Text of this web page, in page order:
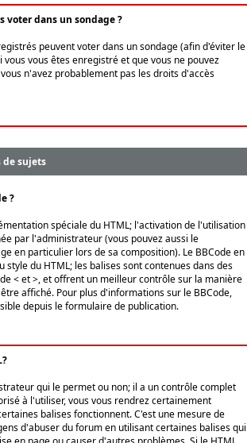
voter dans un sondage ?
peuvent voter dans un sondage (afin d'éviter le
vous vous êtes enregistré et que vous ne pouvez
n'avez probablement pas les droits d'accès
de sujets
?
spéciale du HTML; l'activation de l'utilisation
par l'administrateur (vous pouvez aussi le
en particulier lors de sa composition). Le BBCode en
style du HTML; les balises sont contenues dans des
< et >, et offrent un meilleur contrôle sur la manière
affiché. Pour plus d'informations sur le BBCode,
depuis le formulaire de publication.
qui le permet ou non; il a un contrôle complet
à l'utiliser, vous vous rendrez certainement
balises fonctionnent. C'est une mesure de
d'abuser du forum en utilisant certaines balises qui